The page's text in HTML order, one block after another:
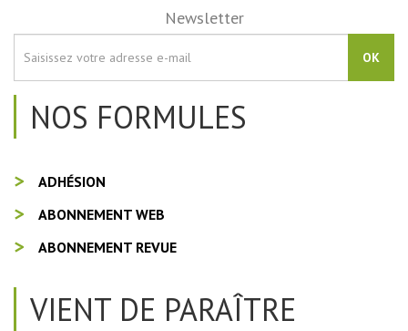
Newsletter
OK
NOS FORMULES
ADHÉSION
ABONNEMENT WEB
ABONNEMENT REVUE
VIENT DE PARAÎTRE